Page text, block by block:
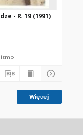
- R. 19 (1991)
Więcej